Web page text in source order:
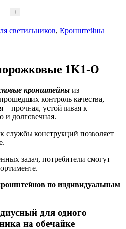
светильников, Кронштейны
1K1-O
кронштейны из
контроль качества,
– прочная, устойчивая к
и долговечная.
службы конструкций позволяет
задач, потребители смогут
по индивидуальным
для одного
на обечайке